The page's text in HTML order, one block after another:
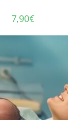
7,90€